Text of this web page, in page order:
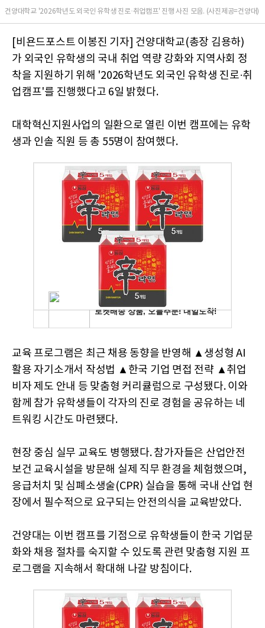
건양대학교 '2026학년도 외국인 유학생 진로·취업캠프' 진행 사진 모음. (사진제공=건양대)
[비욘드포스트 이봉진 기자] 건양대학교(총장 김용하)
가 외국인 유학생의 국내 취업 역량 강화와 지역사회 정
착을 지원하기 위해 '2026학년도 외국인 유학생 진로·취
업캠프'를 진행했다고 6일 밝혔다.
대학혁신지원사업의 일환으로 열린 이번 캠프에는 유학
생과 인솔 직원 등 총 55명이 참여했다.
교육 프로그램은 최근 채용 동향을 반영해 ▲생성형 AI
활용 자기소개서 작성법 ▲한국 기업 면접 전략 ▲취업
비자 제도 안내 등 맞춤형 커리큘럼으로 구성됐다. 이와
함께 참가 유학생들이 각자의 진로 경험을 공유하는 네
트워킹 시간도 마련됐다.
현장 중심 실무 교육도 병행됐다. 참가자들은 산업안전
보건 교육시설을 방문해 실제 직무 환경을 체험했으며,
응급처치 및 심폐소생술(CPR) 실습을 통해 국내 산업 현
장에서 필수적으로 요구되는 안전의식을 교육받았다.
건양대는 이번 캠프를 기점으로 유학생들이 한국 기업문
화와 채용 절차를 숙지할 수 있도록 관련 맞춤형 지원 프
로그램을 지속해서 확대해 나갈 방침이다.